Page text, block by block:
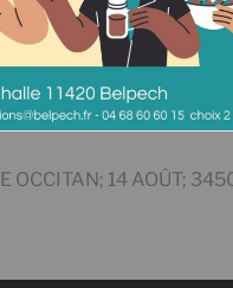
OCCITAN; 14 AOÛT;